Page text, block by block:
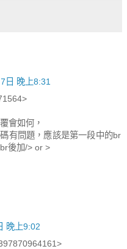
日 晚上8:31
會如何，
有問題，應該是第一段中的br
後加/> or >
晚上9:02